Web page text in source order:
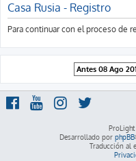
Casa Rusia - Registro
Para continuar con el proceso de
Desarrollado por phpBB
Traducción al